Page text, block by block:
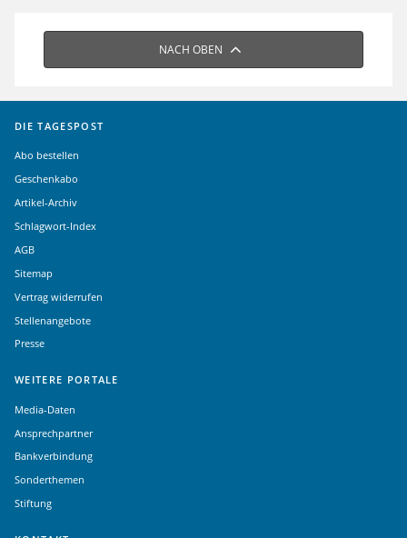
NACH OBEN
DIE TAGESPOST
Abo bestellen
Geschenkabo
Artikel-Archiv
Schlagwort-Index
AGB
Sitemap
Vertrag widerrufen
Stellenangebote
Presse
WEITERE PORTALE
Media-Daten
Ansprechpartner
Bankverbindung
Sonderthemen
Stiftung